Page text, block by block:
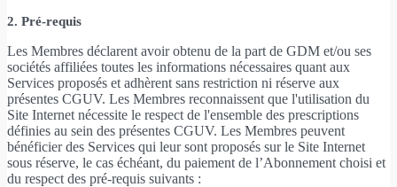
2. Pré-requis
Les Membres déclarent avoir obtenu de la part de GDM et/ou ses
sociétés affiliées toutes les informations nécessaires quant aux
Services proposés et adhèrent sans restriction ni réserve aux
présentes CGUV. Les Membres reconnaissent que l'utilisation du
Site Internet nécessite le respect de l'ensemble des prescriptions
définies au sein des présentes CGUV. Les Membres peuvent
bénéficier des Services qui leur sont proposés sur le Site Internet
sous réserve, le cas échéant, du paiement de l’Abonnement choisi et
du respect des pré-requis suivants :